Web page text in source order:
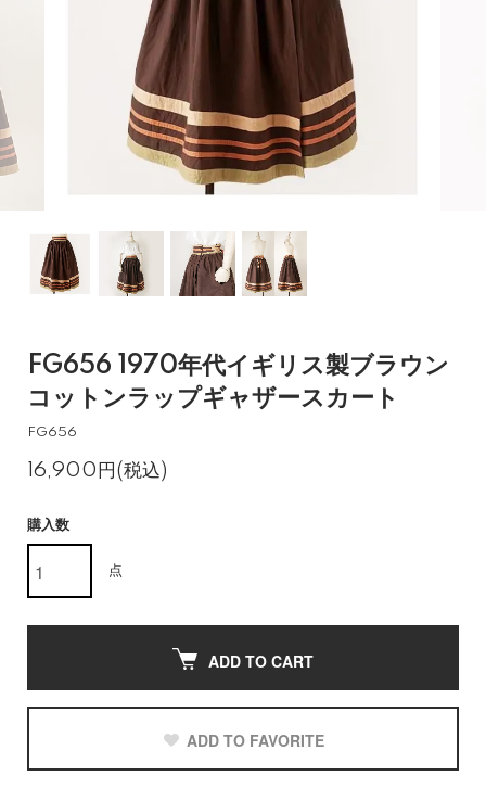
FG656 1970年代イギリス製ブラウン
コットンラップギャザースカート
FG656
16,900円(税込)
購入数
点
ADD TO CART
ADD TO FAVORITE